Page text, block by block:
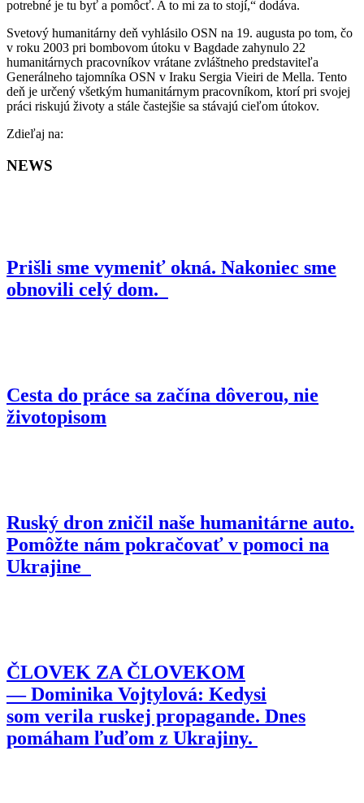
potrebné je tu byť a pomôcť. A to mi za to stojí,“ dodáva.
Svetový humanitárny deň vyhlásilo OSN na 19. augusta po tom, čo
v roku 2003 pri bombovom útoku v Bagdade zahynulo 22
humanitárnych pracovníkov vrátane zvláštneho predstaviteľa
Generálneho tajomníka OSN v Iraku Sergia Vieiri de Mella. Tento
deň je určený všetkým humanitárnym pracovníkom, ktorí pri svojej
práci riskujú životy a stále častejšie sa stávajú cieľom útokov.
Zdieľaj na:
NEWS
Prišli sme vymeniť okná. Nakoniec sme
obnovili celý dom.
Cesta do práce sa začína dôverou, nie
životopisom
Ruský dron zničil naše humanitárne auto.
Pomôžte nám pokračovať v pomoci na
Ukrajine
ČLOVEK ZA ČLOVEKOM
— Dominika Vojtylová: Kedysi
som verila ruskej propagande. Dnes
pomáham ľuďom z Ukrajiny.